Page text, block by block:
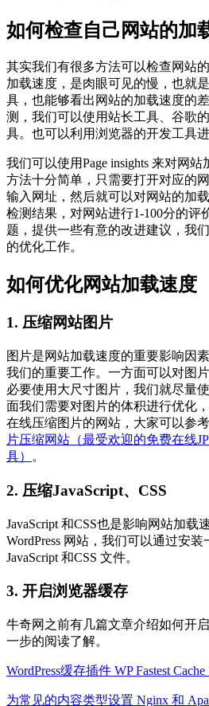
如何检查自己网站的加
其实我们有很多方法可以检查网站
加载速度，是肉眼可见的慢，也就
具，也能够看出网站的加载速度的
测，我们可以使用站长工具、谷歌的
具。也可以利用浏览器的开发工具进
我们可以使用Page insights 来对网
方法十分简单，只需要打开对应的
输入网址，然后就可以对网站的加
检测结果，对网站进行1-100分的评
题，提供一些有意的改进建议，我
的优化工作。
如何优化网站加载速度
1. 压缩网站图片
图片是网站加载速度的重要影响因
我们的重要工作。一方面可以对图
必要使用大尺寸图片，我们就尽量
面我们需要对图片的体积进行优化
在线压缩图片的网站，大家可以参考
片压缩网站（最受欢迎的免费在线
具）
。
2. 压缩JavaScript、CSS
JavaScript 和CSS也是影响网站加载
WordPress 网站，我们可以通过安
JavaScript 和CSS 文件。
3. 开启浏览器缓存
牛奇网之前有几篇文章介绍如何开
一步的阅读了解。
WordPress缓存插件 WP Fastest
为常见的内容类型设置 Nginx 和